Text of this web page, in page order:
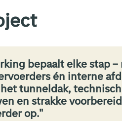
bepaalt elke stap –
én interne
tunneldak,
en strakke
op.